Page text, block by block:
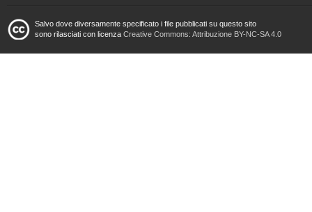
Salvo dove diversamente specificato i file pubblicati su questo sito
sono rilasciati con licenza Creative Commons: Attribuzione BY-NC-SA 4.0